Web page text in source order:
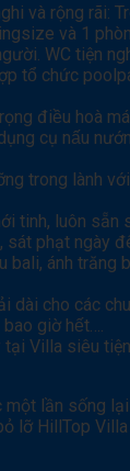
và rộng rãi:
và 1
WC tiện
tổ chức
điều hoà
cụ nấu
trong lành
tinh, luôn sẵn
sát phạt ngày
bali, ánh trăng
dài cho các
giờ hết….
Villa siêu
một lần sống
lỡ HillTop